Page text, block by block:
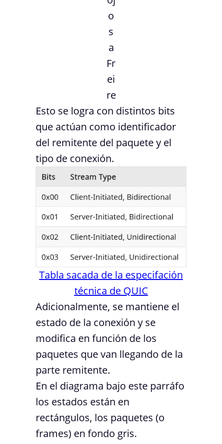
o
s
a
Fr
ei
re
Esto se logra con distintos bits
que actúan como identificador
del remitente del paquete y el
tipo de conexión.
Tabla sacada de la especifación
técnica de QUIC
Adicionalmente, se mantiene el
estado de la conexión y se
modifica en función de los
paquetes que van llegando de la
parte remitente.
En el diagrama bajo este parráfo
los estados están en
rectángulos, los paquetes (o
frames) en fondo gris.